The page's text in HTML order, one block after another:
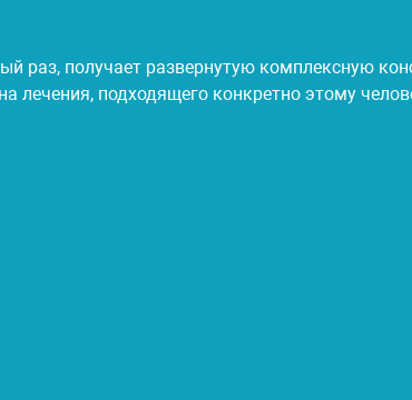
раз, получает развернутую комплексную
лечения, подходящего конкретно этому